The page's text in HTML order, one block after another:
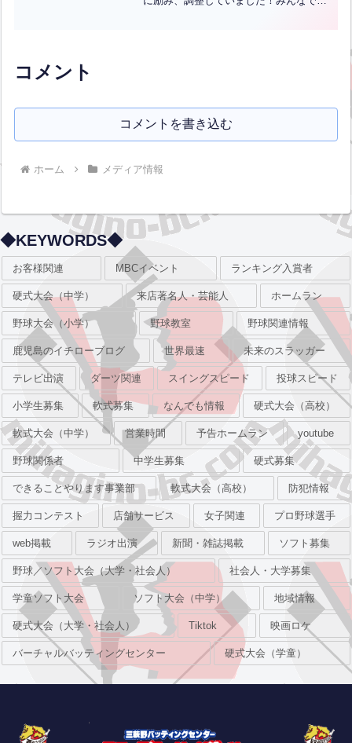
コメント
コメントを書き込む
ホーム メディア情報
◆KEYWORDS◆
お客様関連 MBCイベント ランキング入賞者
硬式大会（中学） 来店著名人・芸能人 ホームラン
野球大会（小学） 野球教室 野球関連情報
鹿児島のイチローブログ 世界最速 未来のスラッガー
テレビ出演 ダーツ関連 スイングスピード 投球スピード
小学生募集 軟式募集 なんでも情報 硬式大会（高校）
軟式大会（中学） 営業時間 予告ホームラン youtube
野球関係者 中学生募集 硬式募集
できることやります事業部 軟式大会（高校） 防犯情報
握力コンテスト 店舗サービス 女子関連 プロ野球選手
web掲載 ラジオ出演 新聞・雑誌掲載 ソフト募集
野球／ソフト大会（大学・社会人） 社会人・大学募集
学童ソフト大会 ソフト大会（中学） 地域情報
硬式大会（大学・社会人） Tiktok 映画ロケ
バーチャルバッティングセンター 硬式大会（学童）